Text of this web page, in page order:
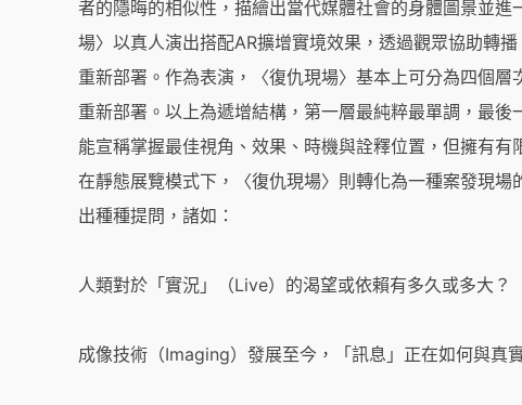
者的隱晦的相似性，描繪出當代媒體社會的身體圖景並
場〉以真人演出搭配AR擴增實境效果，透過觀眾協助轉
重新部署。作為表演，〈復仇現場〉基本上可分為四個
重新部署。以上為遞增結構，第一層最純粹最單調，最
能宣稱掌握最佳視角、效果、時機與詮釋位置，但擁有
在靜態展覽模式下，〈復仇現場〉則轉化為一種案發現
出種種提問，諸如：
人類對於「實況」（Live）的渴望或依賴有多久或多大？
成像技術（Imaging）發展至今，「訊息」正在如何與真